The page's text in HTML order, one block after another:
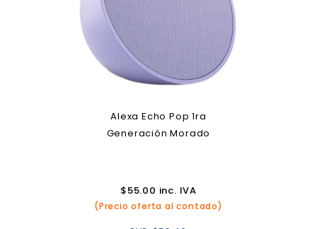
Alexa Echo Pop 1ra
Generación Morado
$55.00 inc. IVA
(Precio oferta al contado)